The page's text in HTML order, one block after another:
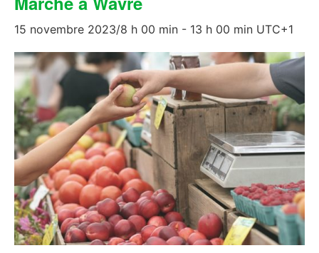
15 novembre 2023/8 h 00 min - 13 h 00 min UTC+1